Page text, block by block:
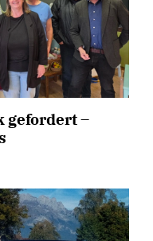
gefordert –